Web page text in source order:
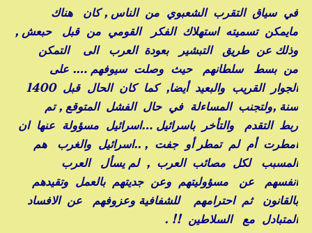
في سياق التقرب الشعبوي من الناس , كان هناك
مايمكن تسميته استهلاك الفكر القومي من قبل حبعش ,
وذلك عن طريق التبشير بعودة العرب الى التمكن
من بسط سلطانهم حيث وصلت سيوفهم …. على
سنة ,ولتجنب المساءلة في حال الفشل المتوقع , تم
ربط التقدم والتأخر باسرائيل …اسرائيل مسؤولة عنها ان
أمطرت أم لم تمطر أو جفت , ..اسرائيل والغرب هم
المسبب لكل مصائب العرب , لم يسأل العرب
أنفسهم عن مسؤوليتهم وعن جديتهم بالعمل وتقيدهم
بالقانون ثم احترامهم للشفافية وعزوفهم عن الافساد
المتبادل مع السلاطين !! .